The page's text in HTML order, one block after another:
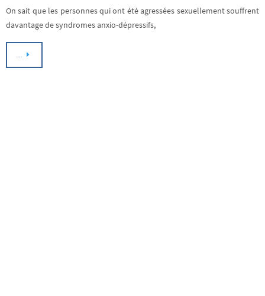
On sait que les personnes qui ont été agressées sexuellement souffrent
davantage de syndromes anxio-dépressifs,
…